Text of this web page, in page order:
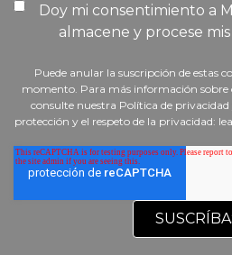
Doy mi consentimiento a
almacene y procese
Puede anular la suscripción de estas
momento. Para más información sobre
consulte nuestra Política de privacidad
protección y el respeto de la privacidad: